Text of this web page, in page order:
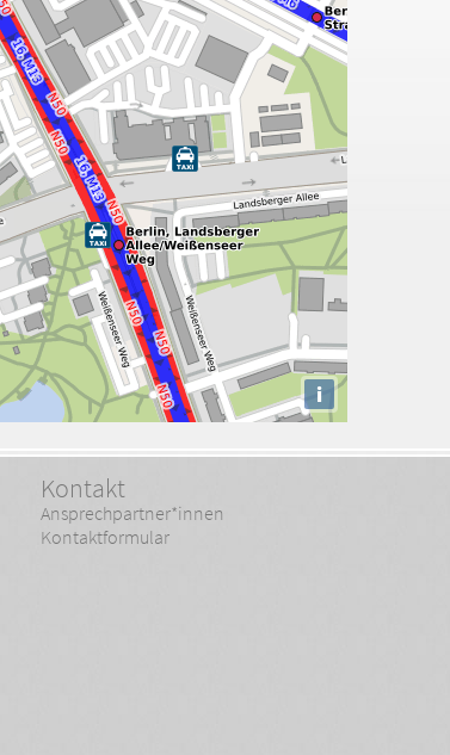
i
Kontakt
Ansprechpartner*innen
Kontaktformular